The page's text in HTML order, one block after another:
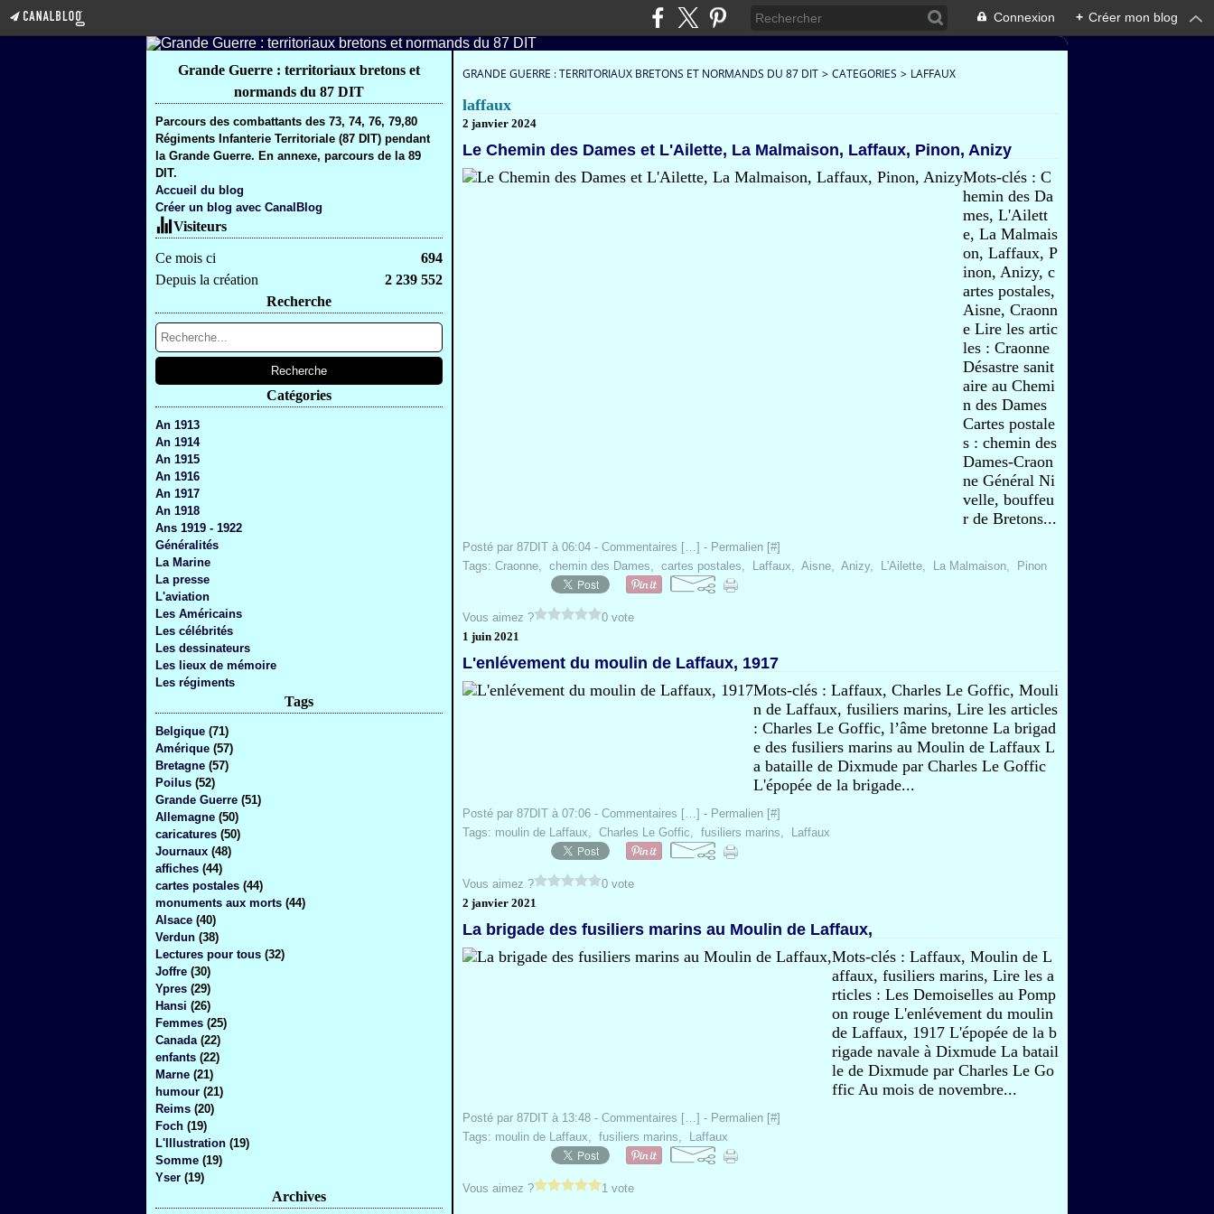
Connexion + Créer mon blog
Grande Guerre : territoriaux bretons et
normands du 87 DIT
Parcours des combattants des 73, 74, 76, 79,80
Régiments Infanterie Territoriale (87 DIT) pendant
la Grande Guerre. En annexe, parcours de la 89
DIT.
Accueil du blog
Créer un blog avec CanalBlog
Visiteurs
Ce mois ci
694
Depuis la création
2 239 552
Recherche
Catégories
An 1913
An 1914
An 1915
An 1916
An 1917
An 1918
Ans 1919 - 1922
Généralités
La Marine
La presse
L'aviation
Les Américains
Les célébrités
Les dessinateurs
Les lieux de mémoire
Les régiments
Tags
Belgique (71)
Amérique (57)
Bretagne (57)
Poilus (52)
Grande Guerre (51)
Allemagne (50)
caricatures (50)
Journaux (48)
affiches (44)
cartes postales (44)
monuments aux morts (44)
Alsace (40)
Verdun (38)
Lectures pour tous (32)
Joffre (30)
Ypres (29)
Hansi (26)
Femmes (25)
Canada (22)
enfants (22)
Marne (21)
humour (21)
Reims (20)
Foch (19)
L'Illustration (19)
Somme (19)
Yser (19)
Archives
GRANDE GUERRE : TERRITORIAUX BRETONS ET NORMANDS DU 87 DIT > CATEGORIES > LAFFAUX
laffaux
2 janvier 2024
Le Chemin des Dames et L'Ailette, La Malmaison, Laffaux, Pinon, Anizy
Mots-clés : C
hemin des Da
mes, L'Ailett
e, La Malmais
on, Laffaux, P
inon, Anizy, c
artes postales,
Aisne, Craonn
e Lire les artic
les : Craonne
Désastre sanit
aire au Chemi
n des Dames
Cartes postale
s : chemin des
Dames-Craon
ne Général Ni
velle, bouffeu
r de Bretons...
Posté par 87DIT à 06:04 - Commentaires […] - Permalien [#]
Tags: Craonne, chemin des Dames, cartes postales, Laffaux, Aisne, Anizy, L'Ailette, La Malmaison, Pinon
Vous aimez ?
0 vote
1 juin 2021
L'enlévement du moulin de Laffaux, 1917
Mots-clés : Laffaux, Charles Le Goffic, Mouli
n de Laffaux, fusiliers marins, Lire les articles
: Charles Le Goffic, l’âme bretonne La brigad
e des fusiliers marins au Moulin de Laffaux L
a bataille de Dixmude par Charles Le Goffic
L'épopée de la brigade...
Posté par 87DIT à 07:06 - Commentaires […] - Permalien [#]
Tags: moulin de Laffaux, Charles Le Goffic, fusiliers marins, Laffaux
Vous aimez ?
0 vote
2 janvier 2021
La brigade des fusiliers marins au Moulin de Laffaux,
Mots-clés : Laffaux, Moulin de L
affaux, fusiliers marins, Lire les a
rticles : Les Demoiselles au Pomp
on rouge L'enlévement du moulin
de Laffaux, 1917 L'épopée de la b
rigade navale à Dixmude La batail
le de Dixmude par Charles Le Go
ffic Au mois de novembre...
Posté par 87DIT à 13:48 - Commentaires […] - Permalien [#]
Tags: moulin de Laffaux, fusiliers marins, Laffaux
Vous aimez ? 1 vote